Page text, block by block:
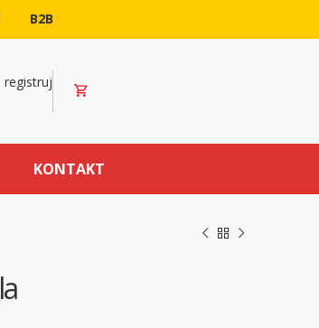
B2B
registruj
KONTAKT